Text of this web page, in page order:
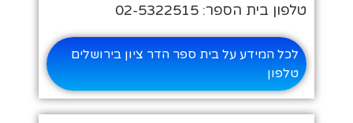
טלפון בית הספר: 02-5322515
לכל המידע על בית ספר הדר ציון בירושלים
טלפון